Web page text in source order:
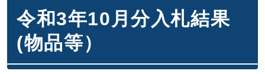
令和3年10月分入札結果
(物品等）